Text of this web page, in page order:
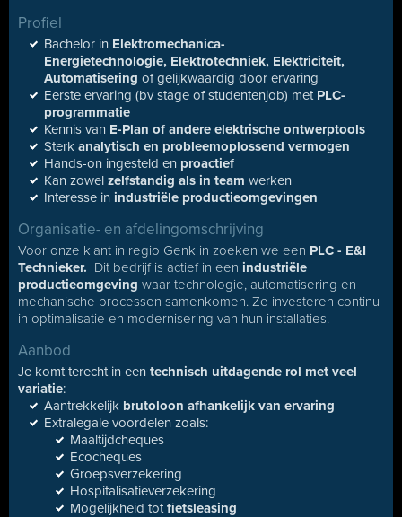
Profiel
Bachelor in Elektromechanica-
Energietechnologie, Elektrotechniek, Elektriciteit,
Automatisering of gelijkwaardig door ervaring
Eerste ervaring (bv stage of studentenjob) met PLC-
programmatie
Kennis van E-Plan of andere elektrische ontwerptools
Sterk analytisch en probleemoplossend vermogen
Hands-on ingesteld en proactief
Kan zowel zelfstandig als in team werken
Interesse in industriële productieomgevingen
Organisatie- en afdelingomschrijving
Voor onze klant in regio Genk in zoeken we een PLC - E&I
Technieker. Dit bedrijf is actief in een industriële
productieomgeving waar technologie, automatisering en
mechanische processen samenkomen. Ze investeren continu
in optimalisatie en modernisering van hun installaties.
Aanbod
Je komt terecht in een technisch uitdagende rol met veel
variatie:
Aantrekkelijk brutoloon afhankelijk van ervaring
Extralegale voordelen zoals:
Maaltijdcheques
Ecocheques
Groepsverzekering
Hospitalisatieverzekering
Mogelijkheid totfietsleasing